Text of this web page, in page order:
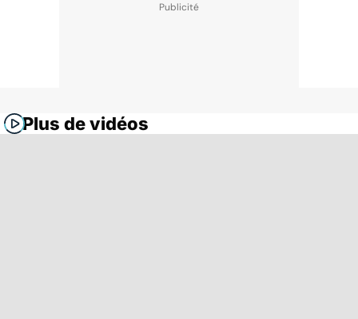
Plus de vidéos